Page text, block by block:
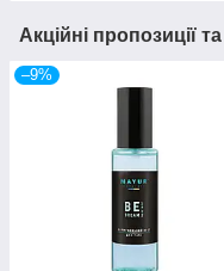
Акційні пропозиції
–9%